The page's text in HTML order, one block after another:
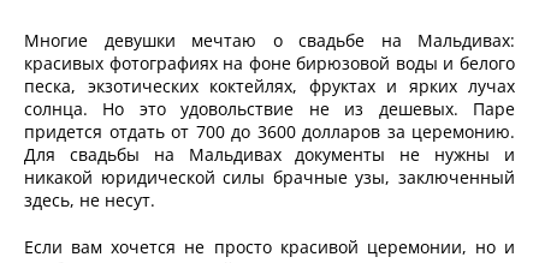
Многие девушки мечтаю о свадьбе на Мальдивах:
красивых фотографиях на фоне бирюзовой воды и белого
песка, экзотических коктейлях, фруктах и ярких лучах
солнца. Но это удовольствие не из дешевых. Паре
придется отдать от 700 до 3600 долларов за церемонию.
Для свадьбы на Мальдивах документы не нужны и
никакой юридической силы брачные узы, заключенный
здесь, не несут.
Если вам хочется не просто красивой церемонии, но и